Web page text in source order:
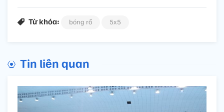
Từ khóa: bóng rổ 5x5
Tin liên quan